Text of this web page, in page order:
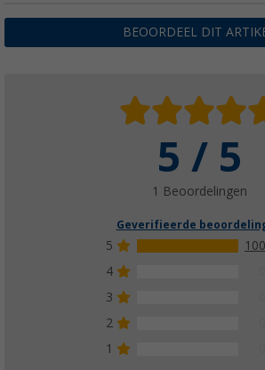
BEOORDEEL DIT
5 / 5
1 Beoordelingen
Geverifieerde
5
4
3
2
1